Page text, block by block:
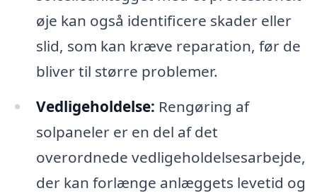
øje kan også identificere skader eller
slid, som kan kræve reparation, før de
bliver til større problemer.
Vedligeholdelse: Rengøring af
solpaneler er en del af det
overordnede vedligeholdelsesarbejde,
der kan forlænge anlæggets levetid og